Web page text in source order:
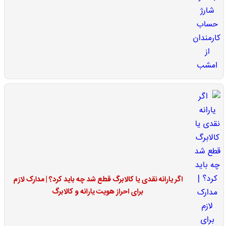
اگر یارانه نقدی یا کالابرگ قطع شد چه باید کرد؟ | مدارک لازم
برای احراز هویت یارانه و کالابرگ